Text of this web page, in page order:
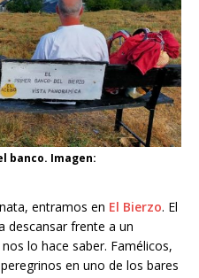
banco. Imagen:
entramos en El Bierzo. El
descansar frente a un
lo hace saber. Famélicos,
en uno de los bares